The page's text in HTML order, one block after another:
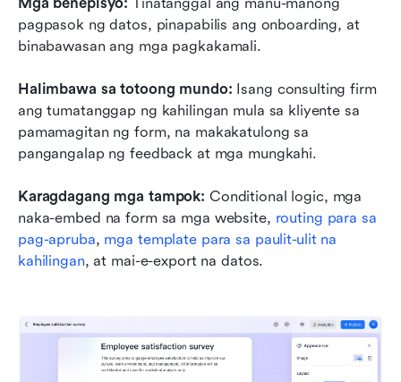
pagpasok ng datos, pinapabilis ang onboarding, at
binabawasan ang mga pagkakamali.
Halimbawa sa totoong mundo: Isang consulting firm
ang tumatanggap ng kahilingan mula sa kliyente sa
pamamagitan ng form, na makakatulong sa
pangangalap ng feedback at mga mungkahi.
Karagdagang mga tampok: Conditional logic, mga
naka-embed na form sa mga website, routing para sa
pag-apruba, mga template para sa paulit-ulit na
kahilingan, at mai-e-export na datos.